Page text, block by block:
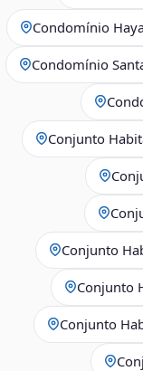
Condomínio
Condomínio
Conjunto
Conjunto
Conjunto
Conjunto